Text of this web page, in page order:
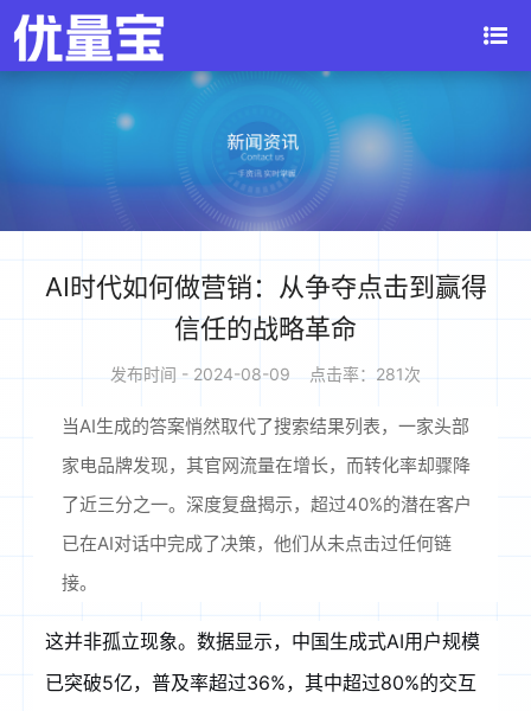
AI时代如何做营销：从争夺点击到赢得
信任的战略革命
发布时间 - 2024-08-09 点击率：281次
当AI生成的答案悄然取代了搜索结果列表，一家头部
家电品牌发现，其官网流量在增长，而转化率却骤降
了近三分之一。深度复盘揭示，超过40%的潜在客户
已在AI对话中完成了决策，他们从未点击过任何链
接。
这并非孤立现象。数据显示，中国生成式AI用户规模
已突破5亿，普及率超过36%，其中超过80%的交互